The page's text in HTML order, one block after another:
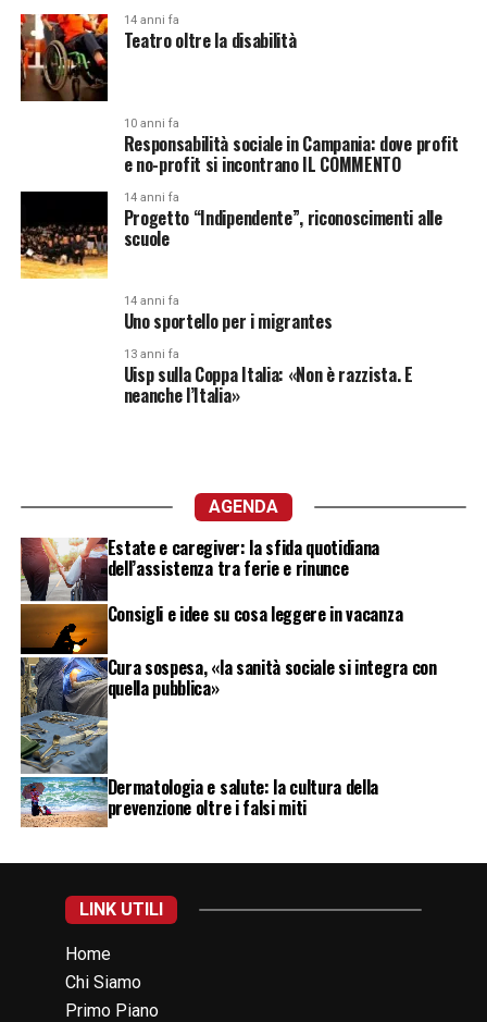
14 anni fa
Teatro oltre la disabilità
10 anni fa
Responsabilità sociale in Campania: dove profit
e no-profit si incontrano IL COMMENTO
14 anni fa
Progetto “Indipendente”, riconoscimenti alle
scuole
14 anni fa
Uno sportello per i migrantes
13 anni fa
Uisp sulla Coppa Italia: «Non è razzista. E
neanche l’Italia»
AGENDA
Estate e caregiver: la sfida quotidiana
dell’assistenza tra ferie e rinunce
Consigli e idee su cosa leggere in vacanza
Cura sospesa, «la sanità sociale si integra con
quella pubblica»
Dermatologia e salute: la cultura della
prevenzione oltre i falsi miti
LINK UTILI
Home
Chi Siamo
Primo Piano